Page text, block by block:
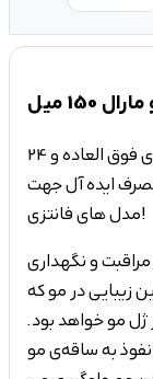
میل
ژل وکس مارال مناسب انواع مو ها ماندگاری فوق العاده و 24
ایده آل جهت
مدل های فانتزی!
و نگهداری
زیبایی در مو که
ژل مو خواهد بود.
به ساقه‌ی مو